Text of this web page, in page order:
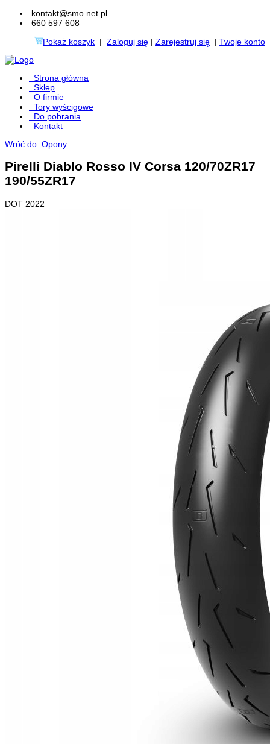
kontakt@smo.net.pl
660 597 608
Pokaż koszyk | Zaloguj się | Zarejestruj się | Twoje konto
Strona główna
Sklep
O firmie
Tory wyścigowe
Do pobrania
Kontakt
Wróć do: Opony
Pirelli Diablo Rosso IV Corsa 120/70ZR17
190/55ZR17
DOT 2022